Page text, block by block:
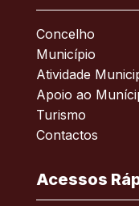
Concelho
Município
Atividade
Apoio ao
Turismo
Contactos
Acessos